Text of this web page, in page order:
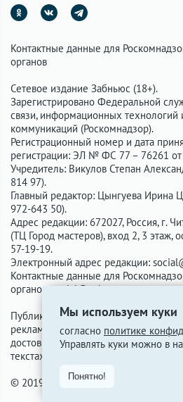
Мы используем куки
согласно политике
Управлять куки можно в
Понятно!
Контактные данные для
органов
Сетевое издание Забньюс (18+).
Зарегистрировано Федеральной
связи, информационных технологий
коммуникаций (Роскомнадзор).
Регистрационный номер и дата
регистрации: ЭЛ № ФС 77 – 76261 от
Учредитель: Викулов Степан
814 97).
Главный редактор: Цынгуева
972-643 50).
Адрес редакции: 672027, Россия, г.
(ТЦ Город мастеров), вход 2, 3 этаж,
57-19-19.
Электронный адрес редакции:
Контактные данные для
органов:
social@zabnews.ru.
Публикации с пометками «Реклама»,
рекламодателем. Редакция сайта не
достоверность информации,
текстах.
© 2019-2026 ZabNews